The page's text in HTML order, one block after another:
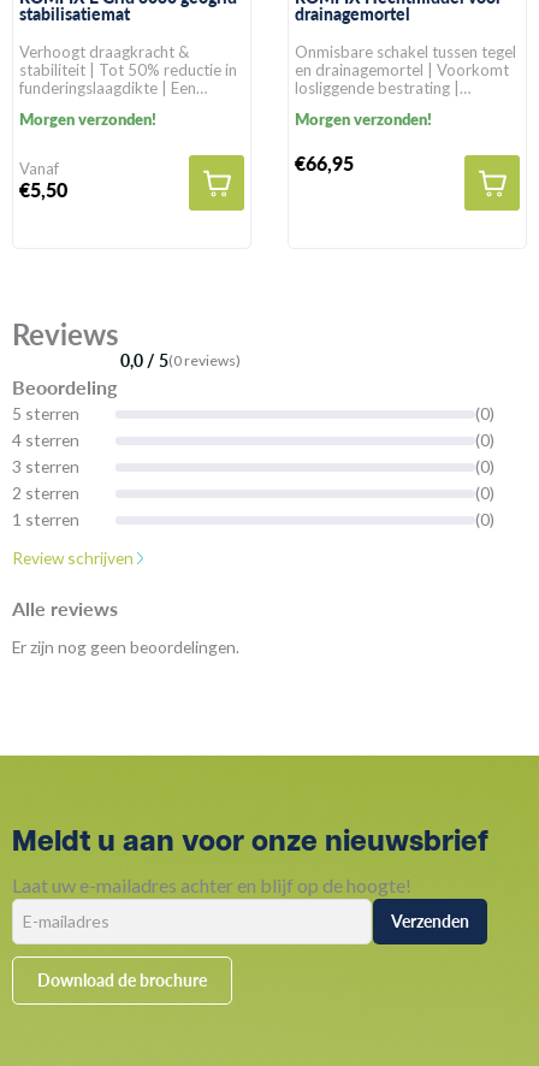
stabilisatiemat
Verhoogt draagkracht &
stabiliteit | Tot 50% reductie in
funderingslaagdikte | Een
natuurlijke gronden
Morgen verzonden!
Vanaf
€5,50
drainagemortel
Onmisbare schakel tussen tegel
en drainagemortel | Voorkomt
losliggende bestrating |
bestratingssoorten
Morgen verzonden!
€66,95
Reviews
0,0 / 5(0 reviews)
Beoordeling
5 sterren
(0)
4 sterren
(0)
3 sterren
(0)
2 sterren
(0)
1 sterren
(0)
Review schrijven
Alle reviews
Er zijn nog geen beoordelingen.
Meldt u aan voor onze nieuwsbrief
Laat uw e-mailadres achter en blijf op de hoogte!
Download de brochure